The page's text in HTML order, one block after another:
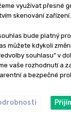
využívat přesné
skenování zařízení.
bude platný
můžete kdykoli
souhlasu” v
vaše rozhodnutí a
a bezpečné